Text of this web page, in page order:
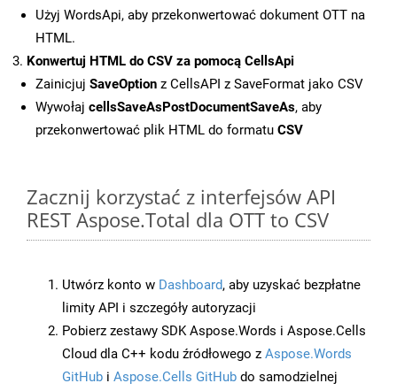
Użyj WordsApi, aby przekonwertować dokument OTT na
HTML.
Konwertuj HTML do CSV za pomocą CellsApi
Zainicjuj SaveOption z CellsAPI z SaveFormat jako CSV
Wywołaj cellsSaveAsPostDocumentSaveAs, aby
przekonwertować plik HTML do formatu CSV
Zacznij korzystać z interfejsów API
REST Aspose.Total dla OTT to CSV
Utwórz konto w Dashboard, aby uzyskać bezpłatne
limity API i szczegóły autoryzacji
Pobierz zestawy SDK Aspose.Words i Aspose.Cells
Cloud dla C++ kodu źródłowego z Aspose.Words
GitHub i Aspose.Cells GitHub do samodzielnej